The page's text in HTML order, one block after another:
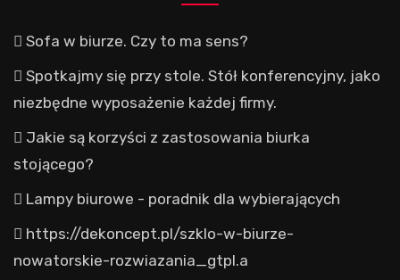
Sofa w biurze. Czy to ma sens?
Spotkajmy się przy stole. Stół konferencyjny, jako
niezbędne wyposażenie każdej firmy.
Jakie są korzyści z zastosowania biurka
stojącego?
Lampy biurowe - poradnik dla wybierających
https://dekoncept.pl/szklo-w-biurze-
nowatorskie-rozwiazania_gtpl.a